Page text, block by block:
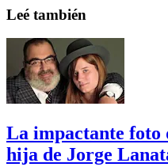
Leé también
La impactante foto
hija de Jorge